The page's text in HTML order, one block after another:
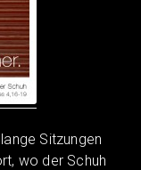
Sitzungen
wo der Schuh